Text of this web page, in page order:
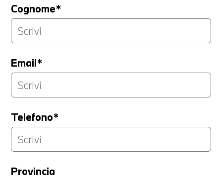
Cognome*
Email*
Telefono*
Provincia